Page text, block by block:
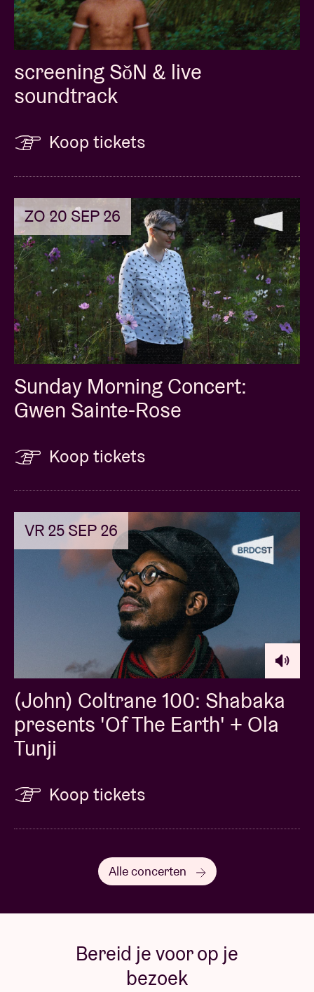
screening SǒN & live
soundtrack
Koop tickets
ZO 20 SEP 26
Sunday Morning Concert:
Gwen Sainte-Rose
Koop tickets
VR 25 SEP 26
(John) Coltrane 100: Shabaka
presents 'Of The Earth' + Ola
Tunji
Koop tickets
Alle concerten
Bereid je voor op je
bezoek